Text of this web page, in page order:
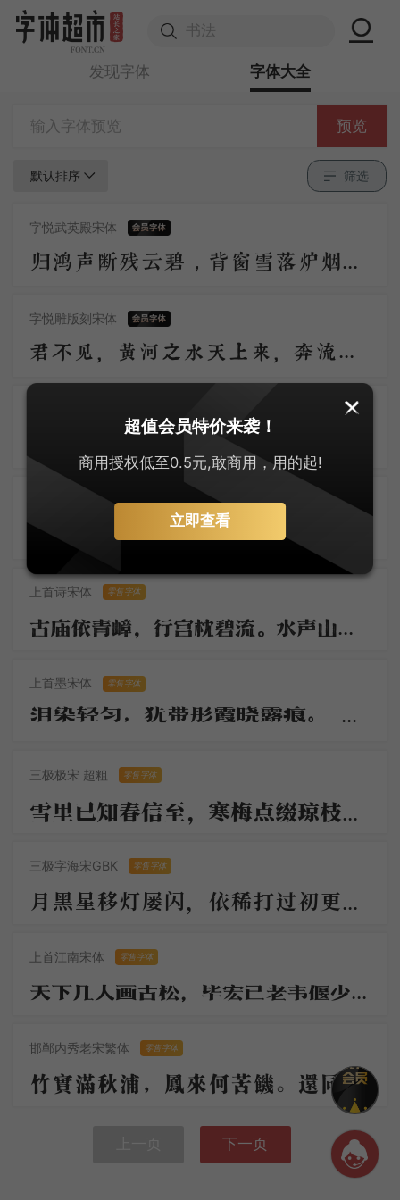
发现字体 字体大全
预览
默认排序 筛选
字悦武英殿宋体
归鸿声断残云碧，背窗雪落炉烟直。烛底凤钗明，钗头人胜轻。 角声催晓漏，曙色回牛斗。春意看花难，西风留旧寒。
字悦雕版刻宋体
君不见，黄河之水天上来，奔流到海不复回。君不见，高堂明镜悲白发，朝如青丝暮成雪。人生得意须尽欢，莫使金樽空对月。天生我材必有用，千金散尽还复来。
零售字体
上首诗宋体 零售字体
古庙依青嶂，行宫枕碧流。水声山色锁妆楼。往事思悠悠。云雨朝还暮，烟花春复秋。啼猿何必近孤舟。行客自多愁。
上首墨宋体 零售字体
泪染轻匀，犹带彤霞晓露痕。 怕郎猜道，奴面不如花面好。云鬓斜簪，徒要教郎比并看。
三极极宋 超粗 零售字体
三极字海宋GBK 零售字体
月黑星移灯屡闪，依稀打过初更。清游如此太多情。豆花凉帖地，知雨咽虫声。渐逼疏蓬风淅淅，几家茅屋都扃。
上首江南宋体 零售字体
天下几人画古松，毕宏已老韦偃少。绝笔长风起纤末，满堂动色嗟神妙。两株惨裂苔藓皮，屈铁交错回高枝。
邯郸内秀老宋繁体 零售字体
竹实满秋浦，凤来何苦饥。还同月下鹊，三绕未安枝。夫子即琼树，倾柯拂羽仪。怀君恋明德，归去日相思。
下一页
超值会员特价来袭！
商用授权低至0.5元,敢商用，用的起!
立即查看